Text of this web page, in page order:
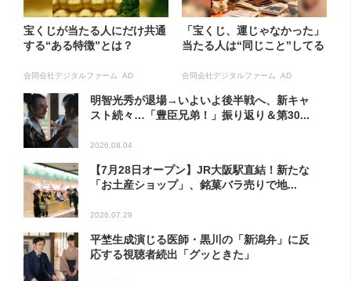
宝くじが当たる人にだけ共通
する“ある特徴”とは？
合同会社デジタルファーム AD
「宝くじ、運じゃなかった」
当たる人は“同じこと”してる
合同会社デジタルファーム AD
明智光秀が退場→いよいよ後半戦へ、新キャ
スト続々…「豊臣兄弟！」振り返り＆第30...
2026.08.04
【7月28日オープン】JR大阪駅直結！新たな
「お土産ショップ」、銘菓バラ売りで地...
2026.07.29
平埜生成演じる医師・黒川の「新潟弁」に反
応する視聴者続出「グッときた」